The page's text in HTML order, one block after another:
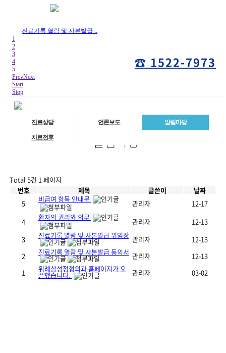
진료기록 열람 및 사본발급 ..
1
2
3
4
5
PrevNext
Start
Stop
☎ 1522-7973
진료상담 언론보도 알림마당
치료전후 알림마당
Total 5건 1 페이지
번호
제목 글쓴이
날짜
5
비급여 항목 안내문 관리자
12-17
4
환자의 권리와 의무 관리자
12-13
3
진료기록 열람 및 사본발급 위임장 관리자
12-13
2
진료기록 열람 및 사본발급 동의서 관리자
12-13
1
위례삼성정형외과 홈페이지가 오
픈했습니다. 관리자 03-02